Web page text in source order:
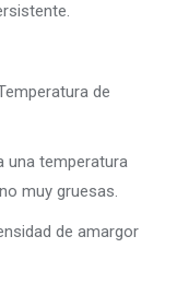
de
una temperatura
muy gruesas.
de amargor